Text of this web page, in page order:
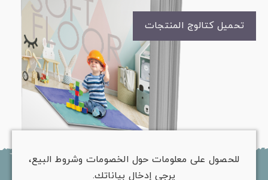
تحميل كتالوج المنتجات
للحصول على معلومات حول الخصومات وشروط البيع،
يرجى إدخال بياناتك.